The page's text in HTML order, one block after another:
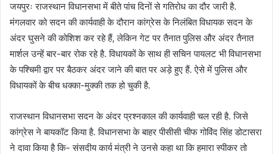
जयपुरः राजस्थान विधानसभा में बीते पांच दिनों से गतिरोध का दौर जारी है.
मंगलवार को सदन की कार्यवाही के दौरान कांग्रेस के निलंबित विधायक सदन के
अंदर घुसने की कोशिश कर रहे हैं, लेकिन गेट पर तैनात पुलिस और अंदर तैनात
मार्शल उन्हें बार-बार रोक रहे है. विधायकों के साथ ही सचिन पायलट भी विधानसभा
के पश्चिमी द्वार पर बैठकर अंदर जाने की बात पर अड़े हुए हैं. ऐसे में पुलिस और
विधायकों के बीच धक्का-मुक्की तक हो चुकी है.
राजस्थान विधानसभा सदन के अंदर प्रश्नकाल की कार्यवाही चल रही है. जिसे
कांग्रेस ने बायकॉट किया है. विधानसभा के बाहर पीसीसी चीफ गोविंद सिंह डोटासरा
ने दावा किया है कि- संसदीय कार्य मंत्री ने उनसे कहा था कि हमारा स्पीकर तो